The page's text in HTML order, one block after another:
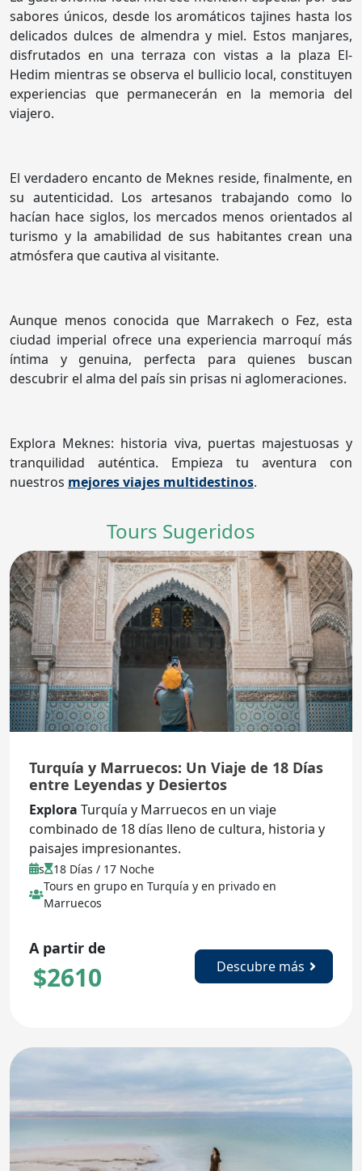
sabores únicos, desde los aromáticos tajines hasta los
delicados dulces de almendra y miel. Estos manjares,
disfrutados en una terraza con vistas a la plaza El-
Hedim mientras se observa el bullicio local, constituyen
experiencias que permanecerán en la memoria del
viajero.
El verdadero encanto de Meknes reside, finalmente, en
su autenticidad. Los artesanos trabajando como lo
hacían hace siglos, los mercados menos orientados al
turismo y la amabilidad de sus habitantes crean una
atmósfera que cautiva al visitante.
Aunque menos conocida que Marrakech o Fez, esta
ciudad imperial ofrece una experiencia marroquí más
íntima y genuina, perfecta para quienes buscan
descubrir el alma del país sin prisas ni aglomeraciones.
Explora Meknes: historia viva, puertas majestuosas y
tranquilidad auténtica. Empieza tu aventura con
nuestros mejores viajes multidestinos.
Tours Sugeridos
Turquía y Marruecos: Un Viaje de 18 Días
entre Leyendas y Desiertos
Explora Turquía y Marruecos en un viaje
combinado de 18 días lleno de cultura, historia y
paisajes impresionantes.
s
18 Días / 17 Noche
Tours en grupo en Turquía y en privado en
Marruecos
A partir de
$2610 Descubre más